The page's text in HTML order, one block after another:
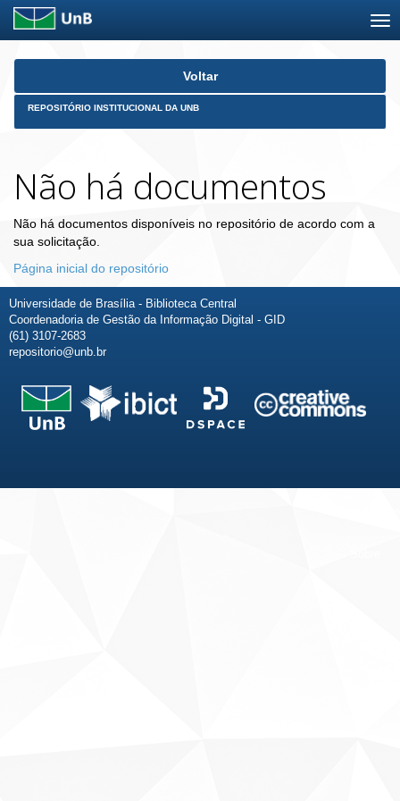
Skip
Voltar
REPOSITÓRIO INSTITUCIONAL DA UNB
Não há documentos
Não há documentos disponíveis no repositório de acordo com a
sua solicitação.
Página inicial do repositório
Universidade de Brasília - Biblioteca Central
Coordenadoria de Gestão da Informação Digital - GID
(61) 3107-2683
repositorio@unb.br